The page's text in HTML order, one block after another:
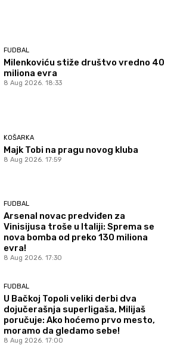
FUDBAL
Milenkoviću stiže društvo vredno 40
miliona evra
8 Aug 2026. 18:33
KOŠARKA
Majk Tobi na pragu novog kluba
8 Aug 2026. 17:59
FUDBAL
Arsenal novac predviđen za
Vinisijusa troše u Italiji: Sprema se
nova bomba od preko 130 miliona
evra!
8 Aug 2026. 17:30
FUDBAL
U Bačkoj Topoli veliki derbi dva
dojučerašnja superligaša, Milijaš
poručuje: Ako hoćemo prvo mesto,
moramo da gledamo sebe!
8 Aug 2026. 17:00